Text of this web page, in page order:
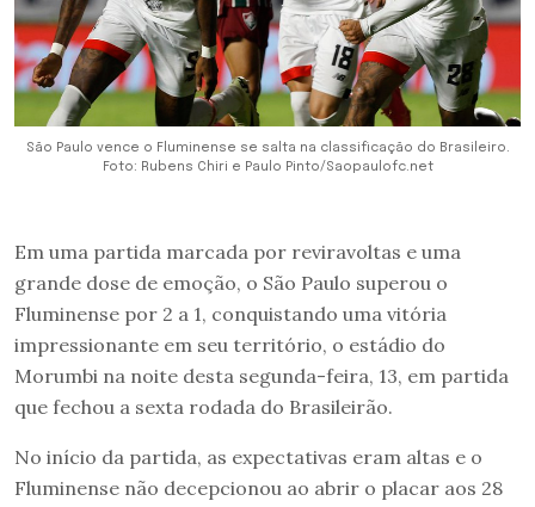
São Paulo vence o Fluminense se salta na classificação do Brasileiro.
Foto: Rubens Chiri e Paulo Pinto/Saopaulofc.net
Em uma partida marcada por reviravoltas e uma
grande dose de emoção, o São Paulo superou o
Fluminense por 2 a 1, conquistando uma vitória
impressionante em seu território, o estádio do
Morumbi na noite desta segunda-feira, 13, em partida
que fechou a sexta rodada do Brasileirão.
No início da partida, as expectativas eram altas e o
Fluminense não decepcionou ao abrir o placar aos 28